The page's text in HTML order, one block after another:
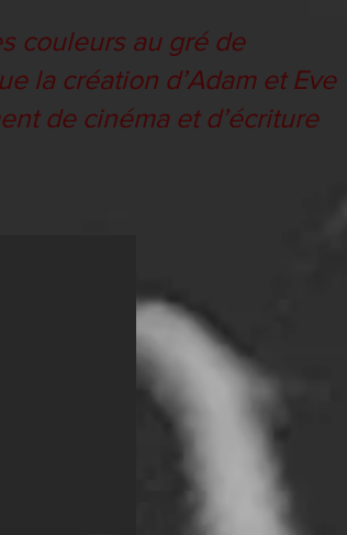
couleurs au gré de
la création d’Adam et Eve
de cinéma et d’écriture